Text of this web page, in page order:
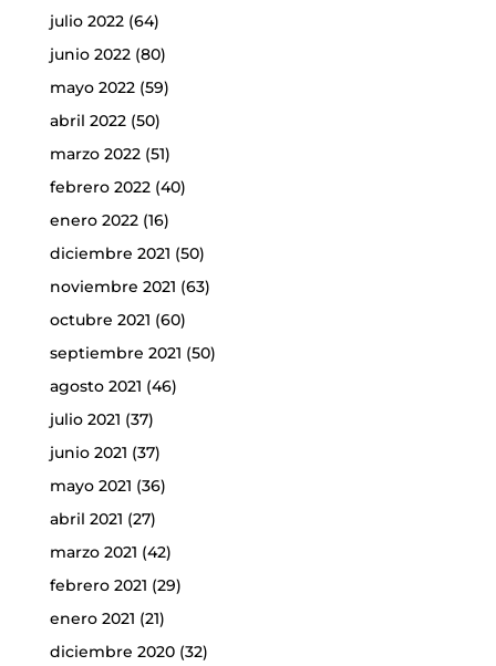
julio 2022(64)
junio 2022(80)
mayo 2022(59)
abril 2022(50)
marzo 2022(51)
febrero 2022(40)
enero 2022(16)
diciembre 2021 (50)
noviembre 2021 (63)
octubre 2021 (60)
septiembre 2021 (50)
agosto 2021 (46)
julio 2021 (37)
junio 2021 (37)
mayo 2021 (36)
abril 2021 (27)
marzo 2021 (42)
febrero 2021 (29)
enero 2021 (21)
diciembre 2020(32)